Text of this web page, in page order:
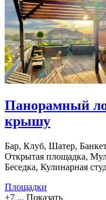
Панорамный
крышу
Бар, Клуб, Шатер,
Открытая площадка,
Беседка, Кулинарная
Площадки
+7 ... Показать